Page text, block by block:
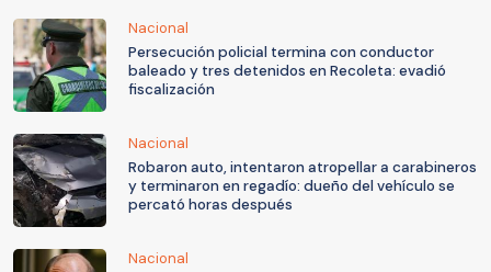
Nacional
Persecución policial termina con conductor
baleado y tres detenidos en Recoleta: evadió
fiscalización
Nacional
Robaron auto, intentaron atropellar a carabineros
y terminaron en regadío: dueño del vehículo se
percató horas después
Nacional